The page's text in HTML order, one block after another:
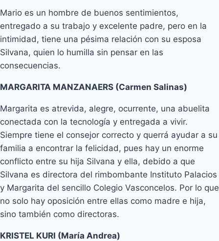
Mario es un hombre de buenos sentimientos,
entregado a su trabajo y excelente padre, pero en la
intimidad, tiene una pésima relación con su esposa
Silvana, quien lo humilla sin pensar en las
consecuencias.
MARGARITA MANZANAERS (Carmen Salinas)
Margarita es atrevida, alegre, ocurrente, una abuelita
conectada con la tecnología y entregada a vivir.
Siempre tiene el consejor correcto y querrá ayudar a su
familia a encontrar la felicidad, pues hay un enorme
conflicto entre su hija Silvana y ella, debido a que
Silvana es directora del rimbombante Instituto Palacios
y Margarita del sencillo Colegio Vasconcelos. Por lo que
no solo hay oposición entre ellas como madre e hija,
sino también como directoras.
KRISTEL KURI (María Andrea)